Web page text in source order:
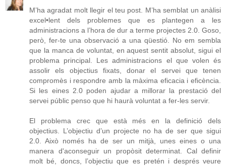
M’ha agradat molt llegir el teu post. M’ha semblat un anàlisi
excel•lent dels problemes que es plantegen a les
administracions a l’hora de dur a terme projectes 2.0. Goso,
però, fer-te una observació a una qüestió. No em sembla
que la manca de voluntat, en aquest sentit absolut, sigui el
problema principal. Les administracions el que volen és
assolir els objectius fixats, donar el servei que tenen
compromès i respondre amb la màxima eficacia i eficència.
Si les eines 2.0 poden ajudar a millorar la prestació del
servei públic penso que hi haurà voluntat a fer-les servir.
El problema crec que està més en la definició dels
objectius. L’objectiu d’un projecte no ha de ser que sigui
2.0. Això només ha de ser un mitjà, unes eines o una
manera d'aconseguir un propòsit determinat. Cal definir
molt bé, doncs, l’objectiu que es pretén i després veure